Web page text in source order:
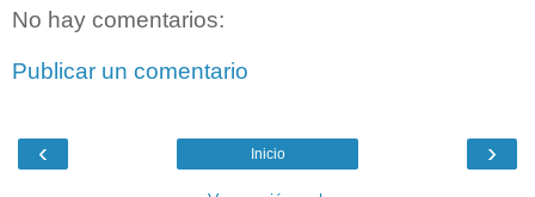
No hay comentarios:
Publicar un comentario
‹ ›
Inicio